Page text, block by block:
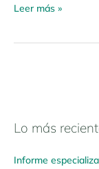
Leer más »
Lo más
Informe
N
v